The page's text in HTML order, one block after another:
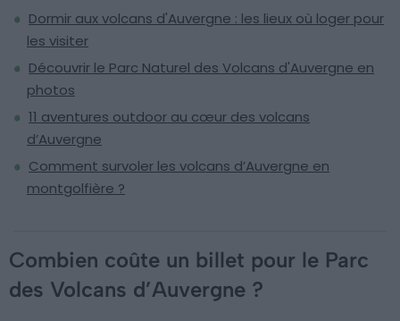
Dormir aux volcans d'Auvergne : les lieux où loger pour
les visiter
Découvrir le Parc Naturel des Volcans d'Auvergne en
photos
11 aventures outdoor au cœur des volcans
d’Auvergne
Comment survoler les volcans d’Auvergne en
montgolfière ?
Combien coûte un billet pour le Parc
des Volcans d’Auvergne ?